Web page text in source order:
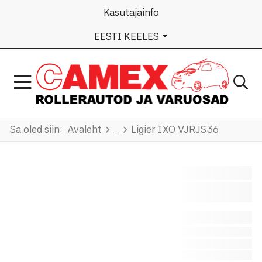
Kasutajainfo
VALI KEEL
EESTI KEELES
Sa oled siin: Avaleht Ligier IXO VJRJS36